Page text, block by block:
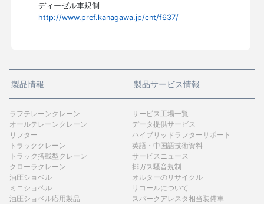
ディーゼル車規制
http://www.pref.kanagawa.jp/cnt/f637/
製品情報
ラフテレーンクレーン
オールテレーンクレーン
リフター
トラッククレーン
トラック搭載型クレーン
クローラクレーン
油圧ショベル
ミニショベル
油圧ショベル応用製品
製品サービス情報
サービス工場一覧
データ提供サービス
ハイブリッドラフターサポート
英語・中国語技術資料
サービスニュース
排ガス騒音規制
オルターのリサイクル
リコールについて
スパークアレスタ相当装備車